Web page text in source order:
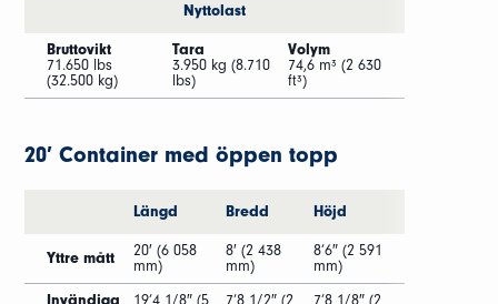
Nyttolast
Bruttovikt
71.650 lbs
(32.500 kg)
Tara
3.950 kg (8.710
lbs)
Volym
74,6 m³ (2 630
ft³)
20′ Container med öppen topp
Längd Bredd Höjd
Yttre mått
20′ (6 058
mm)
8′ (2 438
mm)
8’6″ (2 591
mm)
Invändiga
19’4 1/8″ (5 7’8 1/2″ (2 7’8 1/8″ (2